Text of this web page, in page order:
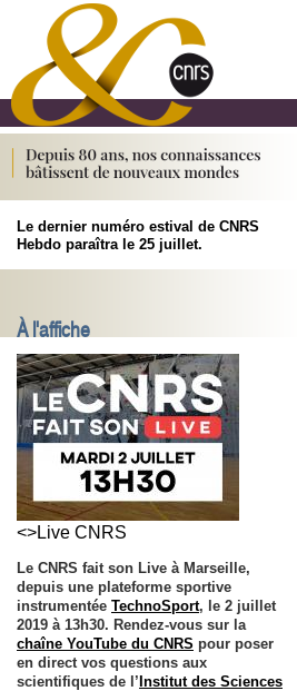
Le dernier numéro estival de CNRS
Hebdo paraîtra le 25 juillet.
À l'affiche
<>Live CNRS
Le CNRS fait son Live à Marseille,
depuis une plateforme sportive
instrumentée TechnoSport, le 2 juillet
2019 à 13h30. Rendez-vous sur la
chaîne YouTube du CNRS pour poser
en direct vos questions aux
scientifiques de l’ Institut des Sciences